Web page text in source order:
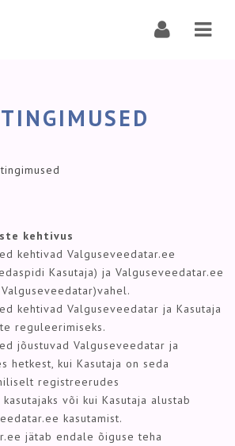
kehtivus
kehtivad Valguseveedatar.ee
Kasutaja) ja Valguseveedatar.ee
kehtivad Valguseveedatar ja Kasutaja
reguleerimiseks.
jõustuvad Valguseveedatar ja
hetkest, kui Kasutaja on seda
registreerudes
või kui Kasutaja alustab
kasutamist.
jätab endale õiguse teha